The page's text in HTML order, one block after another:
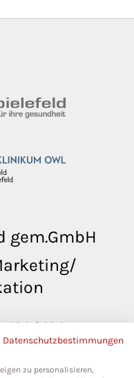
gem.GmbH
50
Datenschutzbestimmungen
zu personalisieren,